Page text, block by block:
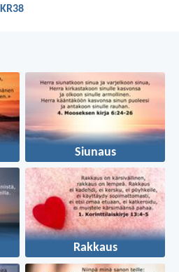
Siunaus
Rakkaus